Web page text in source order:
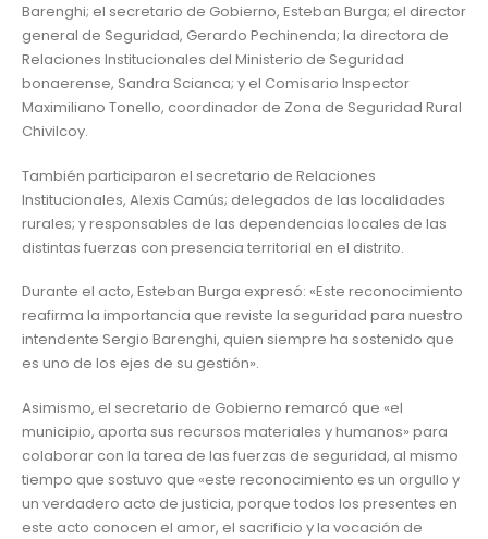
Barenghi; el secretario de Gobierno, Esteban Burga; el director
general de Seguridad, Gerardo Pechinenda; la directora de
Relaciones Institucionales del Ministerio de Seguridad
bonaerense, Sandra Scianca; y el Comisario Inspector
Maximiliano Tonello, coordinador de Zona de Seguridad Rural
Chivilcoy.
También participaron el secretario de Relaciones
Institucionales, Alexis Camús; delegados de las localidades
rurales; y responsables de las dependencias locales de las
distintas fuerzas con presencia territorial en el distrito.
Durante el acto, Esteban Burga expresó: «Este reconocimiento
reafirma la importancia que reviste la seguridad para nuestro
intendente Sergio Barenghi, quien siempre ha sostenido que
es uno de los ejes de su gestión».
Asimismo, el secretario de Gobierno remarcó que «el
municipio, aporta sus recursos materiales y humanos» para
colaborar con la tarea de las fuerzas de seguridad, al mismo
tiempo que sostuvo que «este reconocimiento es un orgullo y
un verdadero acto de justicia, porque todos los presentes en
este acto conocen el amor, el sacrificio y la vocación de